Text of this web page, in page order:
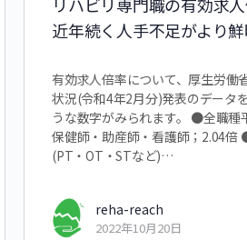
近年続く人手不足がより鮮
有効求人倍率について、厚生労働
状況(令和4年2月分)発表のデータ
うな数字がみられます。 ●全職
保健師・助産師・看護師；2.04倍
(PT・OT・STなど)…
reha-reach
2022年10月20日